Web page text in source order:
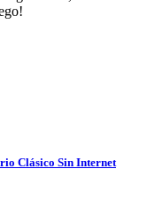
Clásico Sin Internet